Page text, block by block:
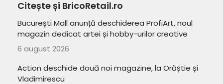
Citește și BricoRetail.ro
București Mall anunță deschiderea ProfiArt, noul
magazin dedicat artei și hobby-urilor creative
6 august 2026
Action deschide două noi magazine, la Orăștie și
Vladimirescu